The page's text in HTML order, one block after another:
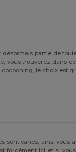
partie de
vous trouverez dans
le choix est
sont variés, ainsi
forcément ici et si